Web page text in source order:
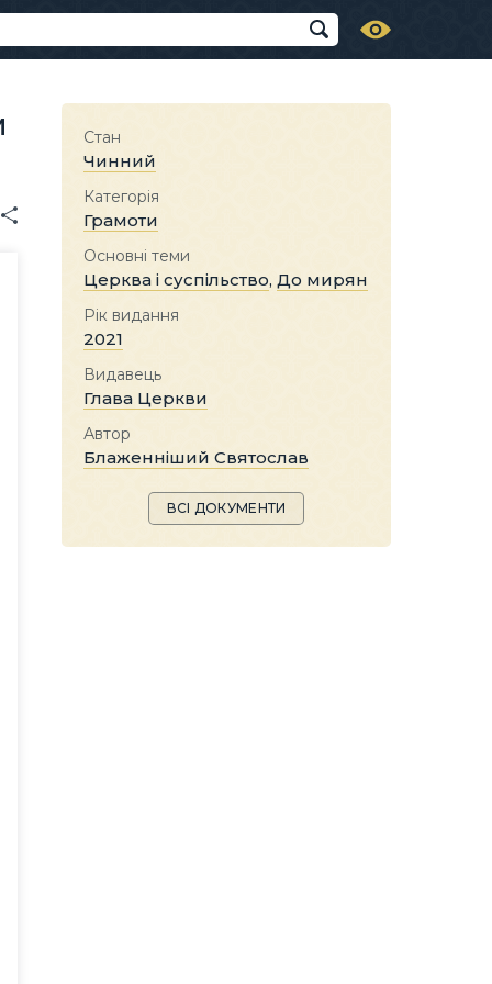
Стан
Чинний
Категорія
Грамоти
Основні теми
Церква і суспільство, До мирян
Рік видання
2021
Видавець
Глава Церкви
Автор
Блаженніший Святослав
ВСІ ДОКУМЕНТИ